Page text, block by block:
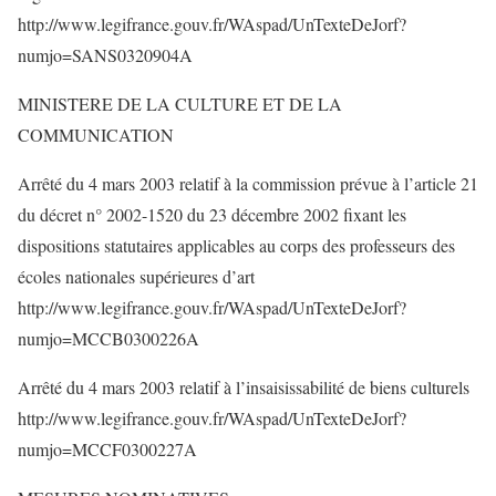
http://www.legifrance.gouv.fr/WAspad/UnTexteDeJorf?
numjo=SANS0320904A
MINISTERE DE LA CULTURE ET DE LA
COMMUNICATION
Arrêté du 4 mars 2003 relatif à la commission prévue à l’article 21
du décret n° 2002-1520 du 23 décembre 2002 fixant les
dispositions statutaires applicables au corps des professeurs des
écoles nationales supérieures d’art
http://www.legifrance.gouv.fr/WAspad/UnTexteDeJorf?
numjo=MCCB0300226A
Arrêté du 4 mars 2003 relatif à l’insaisissabilité de biens culturels
http://www.legifrance.gouv.fr/WAspad/UnTexteDeJorf?
numjo=MCCF0300227A